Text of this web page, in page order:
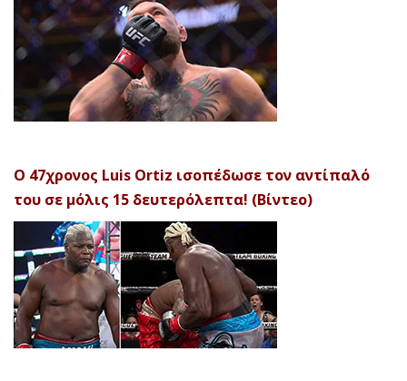
Ο 47χρονος Luis Ortiz ισοπέδωσε τον αντίπαλό
του σε μόλις 15 δευτερόλεπτα! (Βίντεο)